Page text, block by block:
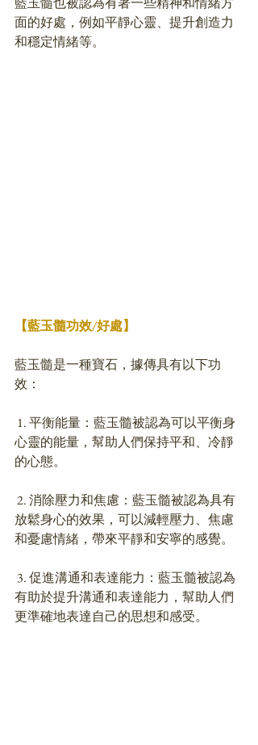
面的好處，例如平靜心靈、提升創造力
和穩定情緒等。
【藍玉髓功效/好處】
藍玉髓是一種寶石，據傳具有以下功
效：
心靈的能量，幫助人們保持平和、冷靜
的心態。
放鬆身心的效果，可以減輕壓力、焦慮
和憂慮情緒，帶來平靜和安寧的感覺。
有助於提升溝通和表達能力，幫助人們
更準確地表達自己的思想和感受。